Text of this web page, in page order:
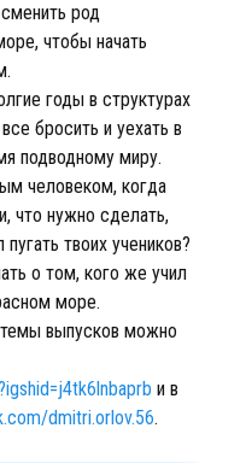
род
чтобы начать
годы в структурах
бросить и уехать в
подводному миру.
человеком, когда
что нужно сделать,
твоих учеников?
о том, кого же учил
море.
выпусков можно
и в
dmitri.orlov.56.